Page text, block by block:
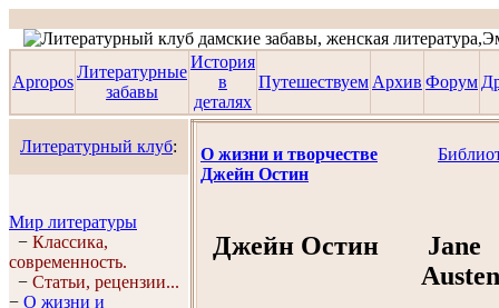
Apropos
Литературные
забавы
История
в
деталях
Путешествуем Архив Форум
Литературный клуб:
Мир литературы
− Классика,
современность.
− Статьи, рецензии...
− О жизни и
О жизни и творчестве
Джейн Остин
Джейн Остин
Jane
Austen